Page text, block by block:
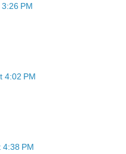
PM
4:02 PM
4:38 PM